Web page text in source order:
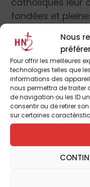
Nous
Pour offrir les meilleures
technologies telles que
informations des
nous permettra de traiter
de navigation ou les ID
consentir ou de retirer
sur certaines
fondées et
du SNCC
patrimoine
d’adultes.
La recherche
Dans un monde
déchristianisé,
ressentir, en
de baptême